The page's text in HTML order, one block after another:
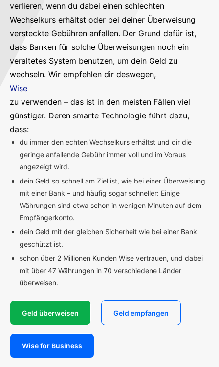
verlieren, wenn du dabei einen schlechten
Wechselkurs erhältst oder bei deiner Überweisung
versteckte Gebühren anfallen. Der Grund dafür ist,
dass Banken für solche Überweisungen noch ein
veraltetes System benutzen, um dein Geld zu
wechseln. Wir empfehlen dir deswegen,
Wise
zu verwenden – das ist in den meisten Fällen viel
günstiger. Deren smarte Technologie führt dazu,
dass:
du immer den echten Wechselkurs erhältst und dir die
geringe anfallende Gebühr immer voll und im Voraus
angezeigt wird.
dein Geld so schnell am Ziel ist, wie bei einer Überweisung
mit einer Bank – und häufig sogar schneller: Einige
Währungen sind etwa schon in wenigen Minuten auf dem
Empfängerkonto.
dein Geld mit der gleichen Sicherheit wie bei einer Bank
geschützt ist.
schon über 2 Millionen Kunden Wise vertrauen, und dabei
mit über 47 Währungen in 70 verschiedene Länder
überweisen.
Geld überweisen Geld empfangen
Wise for Business